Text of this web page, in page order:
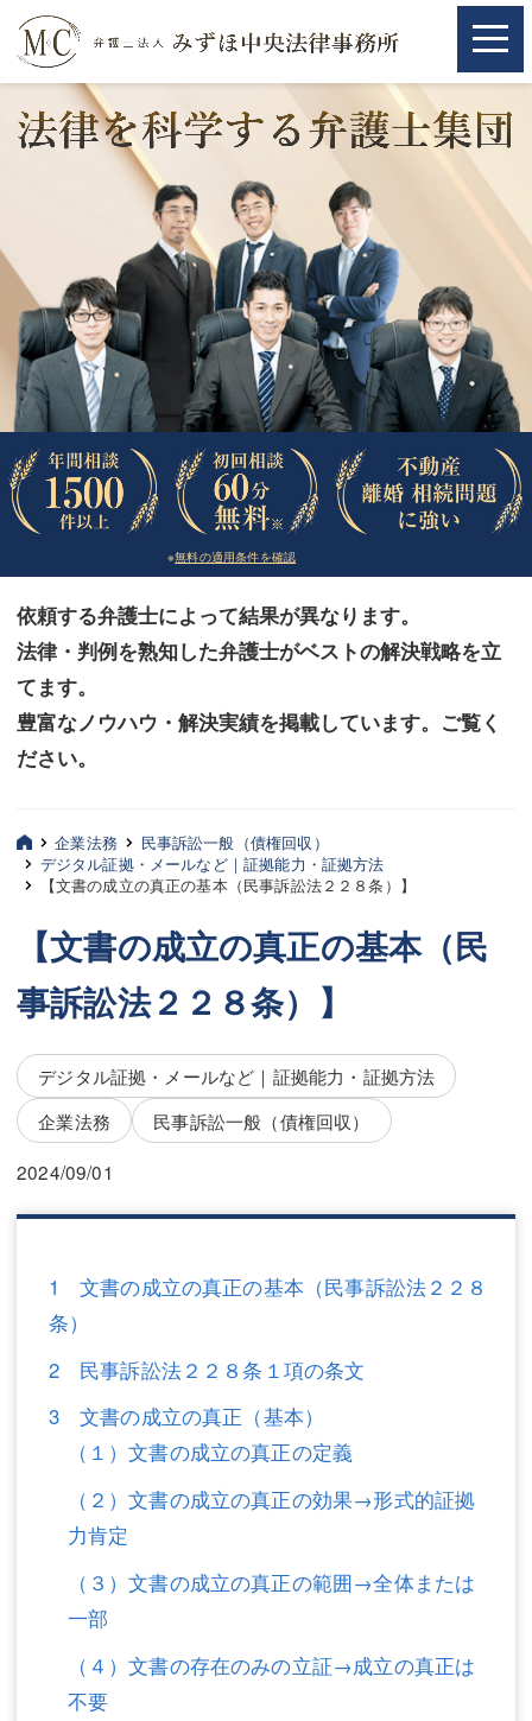
ホーム
相続・遺言
離婚（夫婦間トラブル）
企業法務
労働問題（解雇，残業等）
刑事弁護
交通事故
法律相談など（その他）
お客様へ
みずほ中央の特長・実質編
みずほ中央の特長・形式編
三平 聡史
坂本 陽一
桶川 聡
三平 隆史
吉元 優仁
小川 祐
弁護士費用
不動産
相続・遺言
離婚（夫婦間トラブル）
企業法務
刑事弁護
交通事故
不動産登記
商業登記
※無料の適用条件を確認
依頼する弁護士によって結果が異なります。
法律・判例を熟知した弁護士がベストの解決戦略を立
てます。
豊富なノウハウ・解決実績を掲載しています。ご覧く
ださい。
ホーム
相続・遺言
離婚（夫婦間トラブル）
企業法務
労働問題（解雇，残業等）
刑事弁護
交通事故
法律相談など（その他）
お客様へ
みずほ中央の特長・実質編
みずほ中央の特長・形式編
三平 聡史
坂本 陽一
桶川 聡
三平 隆史
吉元 優仁
弁護士費用
不動産
相続・遺言
離婚（夫婦間トラブル）
企業法務
労働問題（解雇，残業等）
交通事故
不動産登記
商業登記
調査・書面作成
企業法務
民事訴訟一般（債権回収）
デジタル証拠・メールなど｜証拠能力・証拠方法
【文書の成立の真正の基本（民事訴訟法２２８条）】
【文書の成立の真正の基本（民
事訴訟法２２８条）】
デジタル証拠・メールなど｜証拠能力・証拠方法
企業法務
民事訴訟一般（債権回収）
2024/09/01
1 文書の成立の真正の基本（民事訴訟法２２８
条）
2 民事訴訟法２２８条１項の条文
3 文書の成立の真正（基本）
（１）文書の成立の真正の定義
（２）文書の成立の真正の効果→形式的証拠
力肯定
（３）文書の成立の真正の範囲→全体または
一部
（４）文書の存在のみの立証→成立の真正は
不要